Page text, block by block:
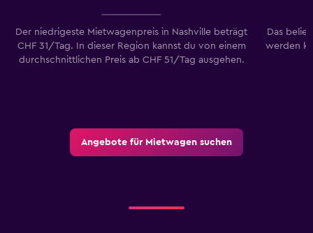
Der niedrigeste Mietwagenpreis in Nashville beträgt
CHF 31/Tag. In dieser Region kannst du von einem
durchschnittlichen Preis ab CHF 51/Tag ausgehen.
Das
werden
Angebote für Mietwagen suchen